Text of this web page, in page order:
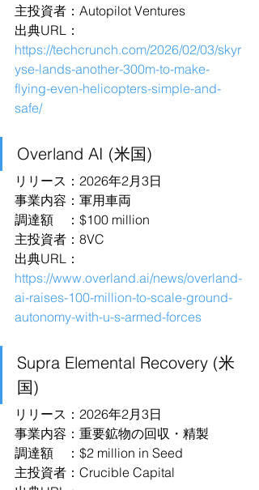
主投資者：Autopilot Ventures
出典URL：
https://techcrunch.com/2026/02/03/skyr
yse-lands-another-300m-to-make-
flying-even-helicopters-simple-and-
safe/
Overland AI (米国)
リリース：2026年2月3日
事業内容：軍用車両
調達額　：$100 million
主投資者：8VC
出典URL：
https://www.overland.ai/news/overland-
ai-raises-100-million-to-scale-ground-
autonomy-with-u-s-armed-forces
Supra Elemental Recovery (米
国)
リリース：2026年2月3日
事業内容：重要鉱物の回収・精製
調達額　：$2 million in Seed
主投資者：Crucible Capital